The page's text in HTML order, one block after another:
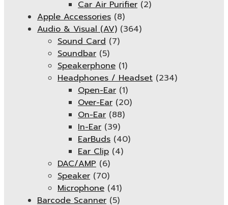
Car Air Purifier (2)
Apple Accessories (8)
Audio & Visual (AV) (364)
Sound Card (7)
Soundbar (5)
Speakerphone (1)
Headphones / Headset (234)
Open-Ear (1)
Over-Ear (20)
On-Ear (88)
In-Ear (39)
EarBuds (40)
Ear Clip (4)
DAC/AMP (6)
Speaker (70)
Microphone (41)
Barcode Scanner (5)